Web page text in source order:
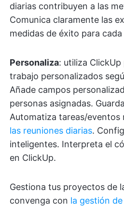
diarias contribuyen a las
Comunica claramente las
medidas de éxito para
Personaliza: utiliza
trabajo personalizados
Añade campos
personas asignadas.
Automatiza tareas/eventos
las reuniones diarias.
inteligentes. Interpreta el
en ClickUp.
Gestiona tus proyectos de
convenga con la gestión